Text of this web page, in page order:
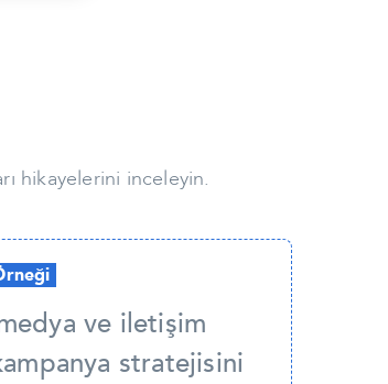
hikayelerini inceleyin.
ve iletişim
stratejisini